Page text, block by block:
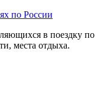
по России
в поездку по
места отдыха.